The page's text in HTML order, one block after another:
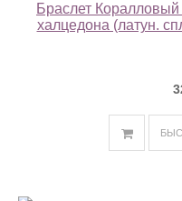
Браслет
халцедона (латун.